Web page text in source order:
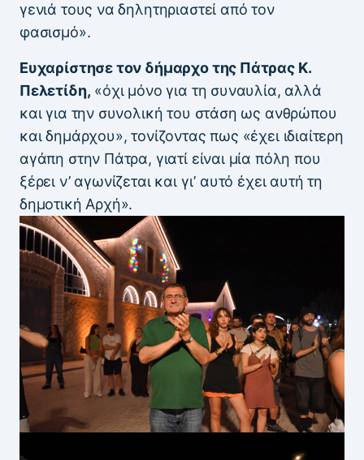
γενιά τους να δηλητηριαστεί από τον
φασισμό».
Ευχαρίστησε τον δήμαρχο της Πάτρας Κ.
Πελετίδη, «όχι μόνο για τη συναυλία, αλλά
και για την συνολική του στάση ως ανθρώπου
και δημάρχου», τονίζοντας πως «έχει ιδιαίτερη
αγάπη στην Πάτρα, γιατί είναι μία πόλη που
ξέρει ν’ αγωνίζεται και γι’ αυτό έχει αυτή τη
δημοτική Αρχή».